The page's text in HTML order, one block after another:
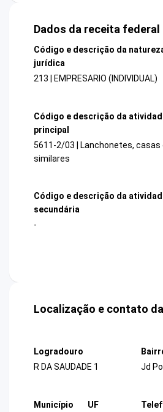
Dados da receita federal
Código e descrição da
jurídica
213 | EMPRESARIO (INDIVIDUAL)
Código e descrição da
principal
5611-2/03 | Lanchonetes, casas
similares
Código e descrição da
secundária
-
Localização e contato
Logradouro
R DA SAUDADE 1
Jd
Município
UF